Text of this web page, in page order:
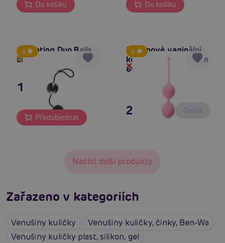
Do košíku Do košíku
4
Oscilating Duo Balls
black
Skladem do týdne
195 Kč
Předobjednat
5
Silikonové vaginální
kuličky růžové 29mm
60g
295 Kč Detail
Načíst další produkty
Zařazeno v kategoriích
Venušiny kuličky
Venušiny kuličky, činky, Ben-Wa
Venušiny kuličky plast, silikon, gel